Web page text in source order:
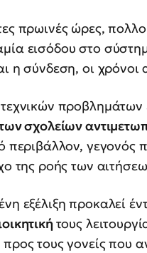
πρωινές ώρες,
εισόδου στο
η σύνδεση, οι χρόνοι
προβλημάτων
σχολείων
περιβάλλον,
της ροής των
εξέλιξη προκαλεί
τους
τους γονείς που